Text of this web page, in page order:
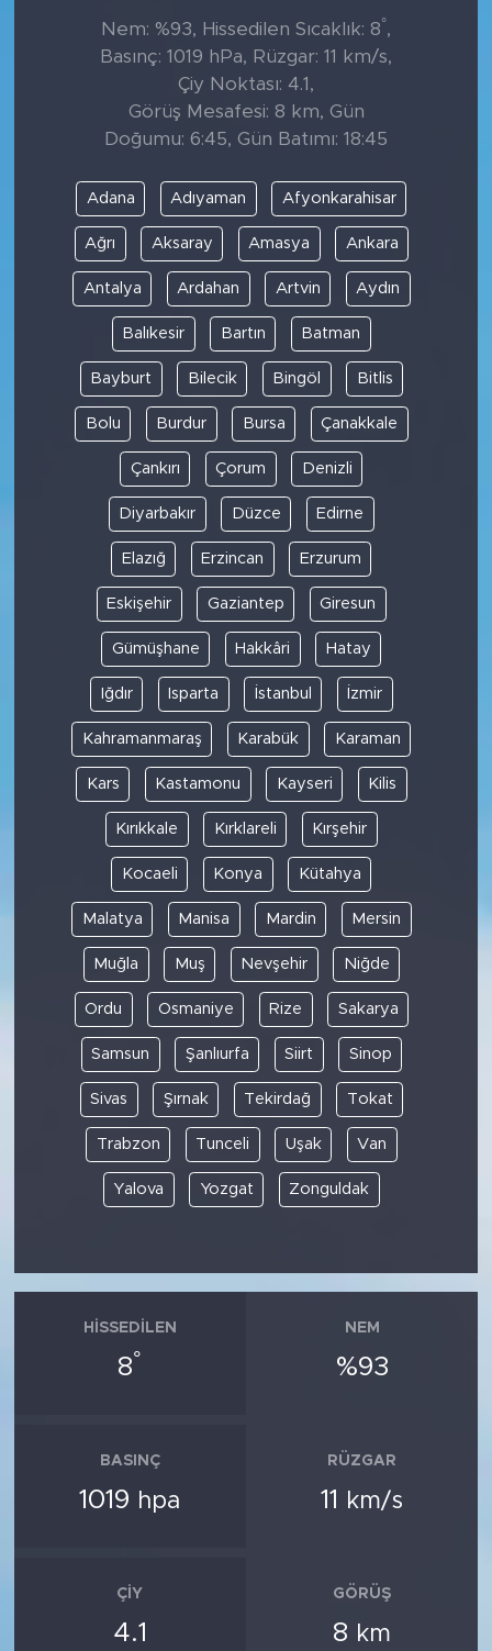
Nem: %93, Hissedilen Sıcaklık: 8°,
Basınç: 1019 hPa, Rüzgar: 11 km/s,
Çiy Noktası: 4.1,
Görüş Mesafesi: 8 km, Gün
Doğumu: 6:45, Gün Batımı: 18:45
Adana Adıyaman Afyonkarahisar
Ağrı Aksaray Amasya Ankara
Antalya Ardahan Artvin Aydın
Balıkesir Bartın Batman
Bayburt Bilecik Bingöl Bitlis
Bolu Burdur Bursa Çanakkale
Çankırı Çorum Denizli
Diyarbakır Düzce Edirne
Elazığ Erzincan Erzurum
Eskişehir Gaziantep Giresun
Gümüşhane Hakkâri Hatay
Iğdır Isparta İstanbul İzmir
Kahramanmaraş Karabük Karaman
Kars Kastamonu Kayseri Kilis
Kırıkkale Kırklareli Kırşehir
Kocaeli Konya Kütahya
Malatya Manisa Mardin Mersin
Muğla Muş Nevşehir Niğde
Ordu Osmaniye Rize Sakarya
Samsun Şanlıurfa Siirt Sinop
Sivas Şırnak Tekirdağ Tokat
Trabzon Tunceli Uşak Van
Yalova Yozgat Zonguldak
HISSEDILEN
8°
NEM
%93
BASINÇ
1019 hpa
RÜZGAR
11 km/s
ÇIY
4.1
GÖRÜŞ
8 km